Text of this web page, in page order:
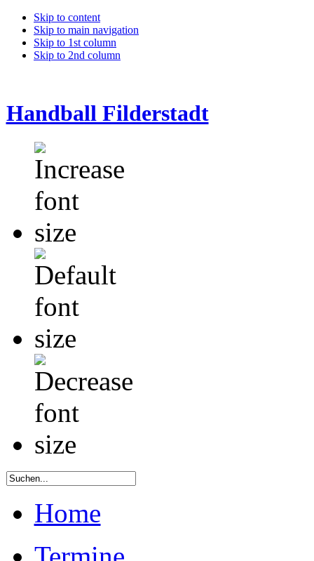
Skip to content
Skip to main navigation
Skip to 1st column
Skip to 2nd column
Handball Filderstadt
Home